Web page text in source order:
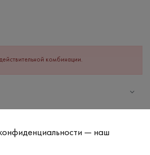
комбинации.
— круглый вырез и рукава украшены
что придаёт особенность и
— наш